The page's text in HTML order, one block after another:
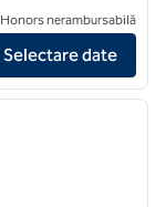
Hotel, Curio
Honors nerambursabilă
Selectare date
1/12